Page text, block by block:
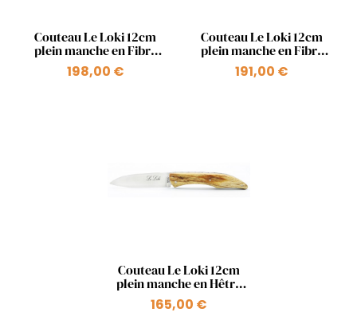
Aperçu rapide
Couteau Le Loki 12cm
plein manche en Fibre
de carbone Bleu orage
198,00 €
Aperçu rapide
Couteau Le Loki 12cm
plein manche en Fibre
de carbone rouge
191,00 €
Aperçu rapide
Couteau Le Loki 12cm
plein manche en Hêtre
de l'Aubrac Naturel
165,00 €